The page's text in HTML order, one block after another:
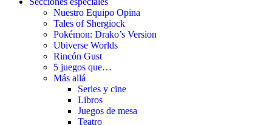
Nuestro Equipo Opina
Tales of Shergiock
Pokémon: Drako’s Version
Ubiverse Worlds
Rincón Gust
5 juegos que…
Más allá
Series y cine
Libros
Juegos de mesa
Teatro